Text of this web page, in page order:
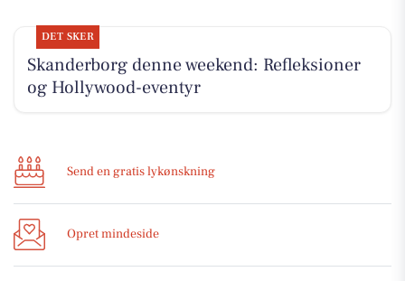
DET SKER
Skanderborg denne weekend: Refleksioner
og Hollywood-eventyr
Send en gratis lykønskning
Opret mindeside